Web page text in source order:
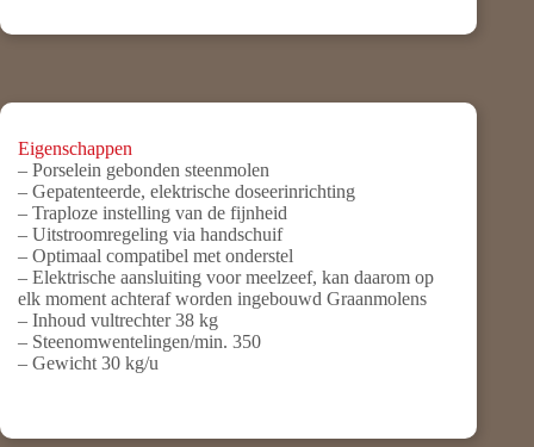
Eigenschappen
– Porselein gebonden steenmolen
– Gepatenteerde, elektrische doseerinrichting
– Traploze instelling van de fijnheid
– Uitstroomregeling via handschuif
– Optimaal compatibel met onderstel
– Elektrische aansluiting voor meelzeef, kan daarom op
elk moment achteraf worden ingebouwd Graanmolens
– Inhoud vultrechter 38 kg
– Steenomwentelingen/min. 350
– Gewicht 30 kg/u